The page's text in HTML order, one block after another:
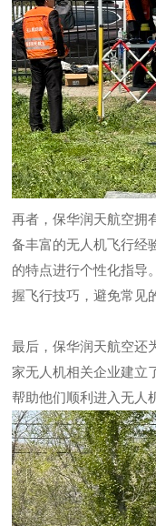
再者，保华润天航空拥
备丰富的无人机飞行经
的特点进行个性化指导
握飞行技巧，避免常见
最后，保华润天航空还
家无人机相关企业建立
帮助他们顺利进入无人